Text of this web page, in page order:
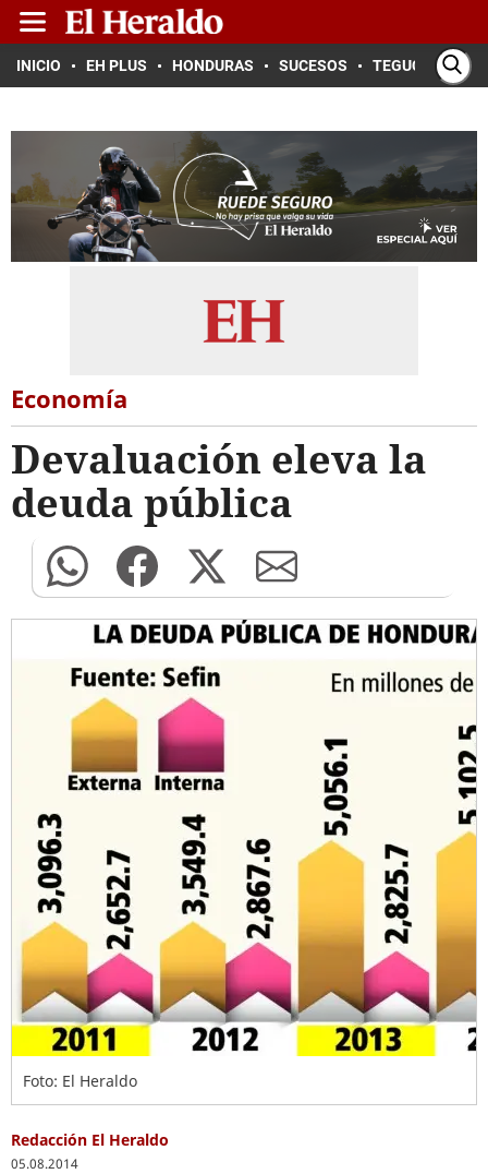
INICIO EH PLUS HONDURAS SUCESOS TEGUCIGALPA
Economía
Devaluación eleva la
deuda pública
Foto: El Heraldo
Redacción El Heraldo
05.08.2014